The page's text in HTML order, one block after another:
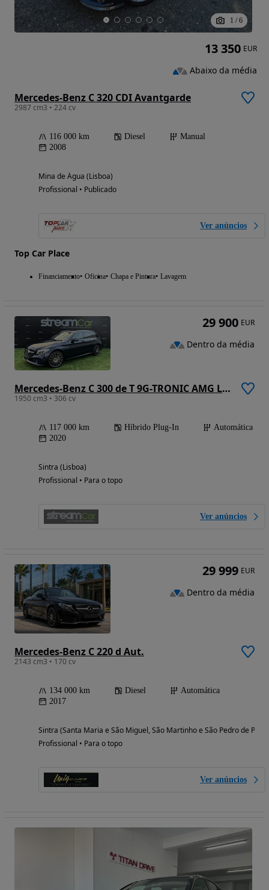
1 / 6
Mercedes-Benz C 320 CDI Avantgarde
2987 cm3 • 224 cv
116 000 km Diesel
Manual
2008
Mina de Água (Lisboa)
Profissional • Publicado
Ver anúncios
Top Car Place
Financiamento Oficina Chapa e Pintura Lavagem
13 350 EUR
Abaixo da média
Mercedes-Benz C 300 de T 9G-TRONIC AMG Line
1950 cm3 • 306 cv
117 000 km Híbrido Plug-In
Automática
2020
Sintra (Lisboa)
Profissional • Para o topo
Ver anúncios
29 900 EUR
Dentro da média
Mercedes-Benz C 220 d Aut.
2143 cm3 • 170 cv
134 000 km Diesel
Automática
2017
Sintra (Santa Maria e São Miguel, São Martinho e São Pedro de
Profissional • Para o topo
Ver anúncios
29 999 EUR
Dentro da média